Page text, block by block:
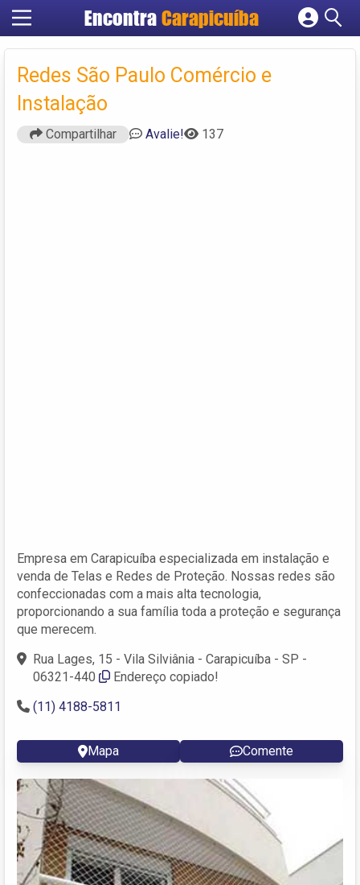
EncontraCarapicuíba
Cadastrar empresa
Criar conta
Redes São Paulo Comércio e
Instalação
Compartilhar Avalie! 137
Empresa em Carapicuíba especializada em instalação e
venda de Telas e Redes de Proteção. Nossas redes são
confeccionadas com a mais alta tecnologia,
proporcionando a sua família toda a proteção e segurança
que merecem.
Rua Lages, 15 - Vila Silviânia - Carapicuíba - SP -
06321-440
Endereço copiado!
(11) 4188-5811
Mapa Comente